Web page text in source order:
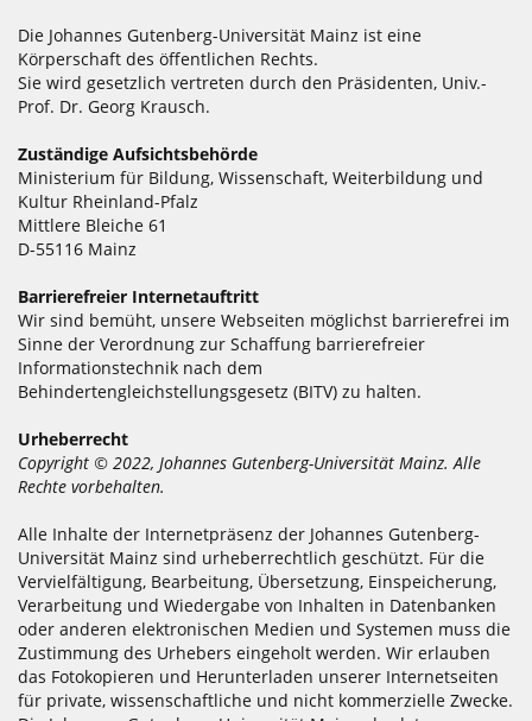
Die Johannes Gutenberg-Universität Mainz ist eine
Körperschaft des öffentlichen Rechts.
Sie wird gesetzlich vertreten durch den Präsidenten, Univ.-
Prof. Dr. Georg Krausch.
Zuständige Aufsichtsbehörde
Ministerium für Bildung, Wissenschaft, Weiterbildung und
Kultur Rheinland-Pfalz
Mittlere Bleiche 61
D-55116 Mainz
Barrierefreier Internetauftritt
Wir sind bemüht, unsere Webseiten möglichst barrierefrei im
Sinne der Verordnung zur Schaffung barrierefreier
Informationstechnik nach dem
Behindertengleichstellungsgesetz (BITV) zu halten.
Urheberrecht
Copyright © 2022, Johannes Gutenberg-Universität Mainz. Alle
Rechte vorbehalten.
Alle Inhalte der Internetpräsenz der Johannes Gutenberg-
Universität Mainz sind urheberrechtlich geschützt. Für die
Vervielfältigung, Bearbeitung, Übersetzung, Einspeicherung,
Verarbeitung und Wiedergabe von Inhalten in Datenbanken
oder anderen elektronischen Medien und Systemen muss die
Zustimmung des Urhebers eingeholt werden. Wir erlauben
das Fotokopieren und Herunterladen unserer Internetseiten
für private, wissenschaftliche und nicht kommerzielle Zwecke.